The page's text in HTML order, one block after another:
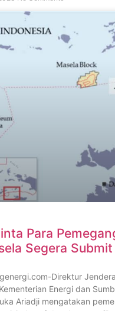
Para
Segera Submit
Direktur
Energi dan
Ariadji mengatakan